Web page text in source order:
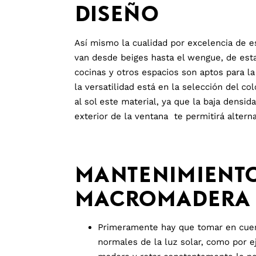
DISEÑO
Así mismo la cualidad por excelencia de
van desde beiges hasta el wengue, de
cocinas y otros espacios son aptos para
la versatilidad está en la selección del
al sol este material, ya que la baja
exterior de la ventana te permitirá
MACROMADERA
Primeramente hay que tomar en
normales de la luz solar, como por